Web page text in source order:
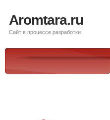
Aromtara.ru
Сайт в процессе разработки